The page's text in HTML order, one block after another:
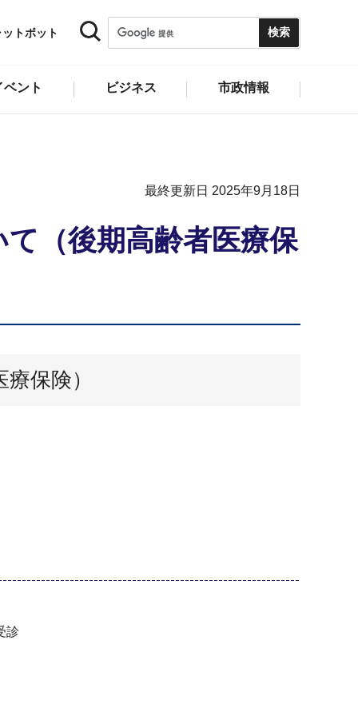
トボット
ント ビジネス 市政情報
最終更新日 2025年9月18日
（後期高齢者医療保
保険）
舞い申し上げます。
診